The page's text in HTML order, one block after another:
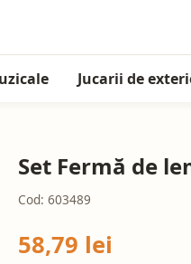
Jucarii de
Set Fermă de
Cod: 603489
58,79 lei